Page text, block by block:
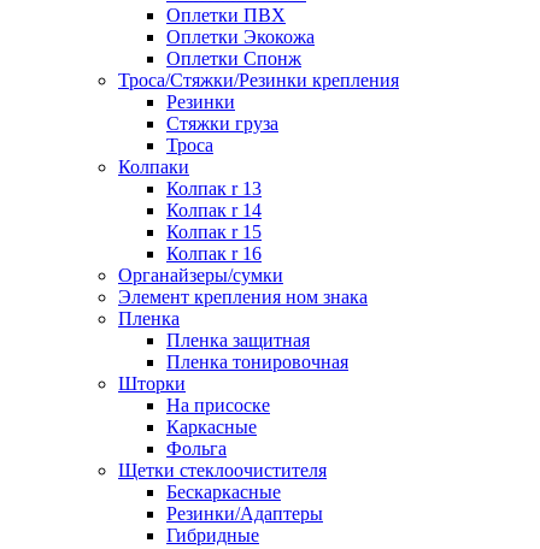
Оплетки ПВХ
Оплетки Экокожа
Оплетки Спонж
Троса/Стяжки/Резинки крепления
Резинки
Стяжки груза
Троса
Колпаки
Колпак r 13
Колпак r 14
Колпак r 15
Колпак r 16
Органайзеры/сумки
Элемент крепления ном знака
Пленка
Пленка защитная
Пленка тонировочная
Шторки
На присоске
Каркасные
Фольга
Щетки стеклоочистителя
Бескаркасные
Резинки/Адаптеры
Гибридные